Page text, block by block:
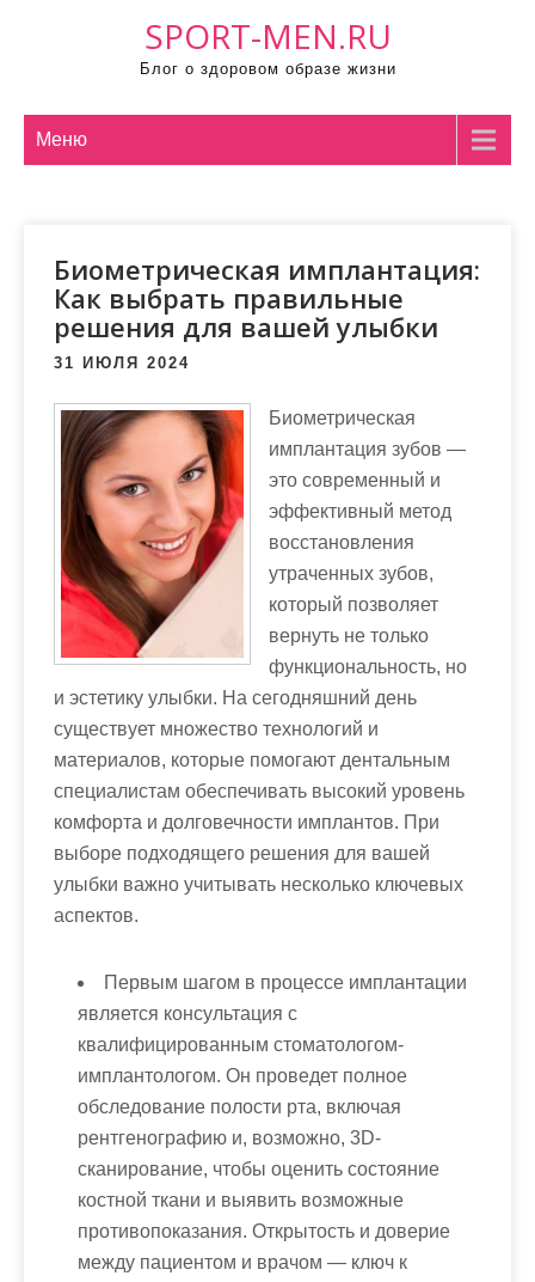
SPORT-MEN.RU
Блог о здоровом образе жизни
Меню
Биометрическая имплантация:
Как выбрать правильные
решения для вашей улыбки
31 ИЮЛЯ 2024
Биометрическая
имплантация зубов —
это современный и
эффективный метод
восстановления
утраченных зубов,
который позволяет
вернуть не только
функциональность, но
и эстетику улыбки. На сегодняшний день
существует множество технологий и
материалов, которые помогают дентальным
специалистам обеспечивать высокий уровень
комфорта и долговечности имплантов. При
выборе подходящего решения для вашей
улыбки важно учитывать несколько ключевых
аспектов.
Первым шагом в процессе имплантации
является консультация с
квалифицированным стоматологом-
имплантологом. Он проведет полное
обследование полости рта, включая
рентгенографию и, возможно, 3D-
сканирование, чтобы оценить состояние
костной ткани и выявить возможные
противопоказания. Открытость и доверие
между пациентом и врачом — ключ к